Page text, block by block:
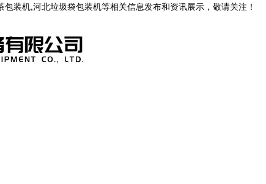
包装机,河北垃圾袋包装机等相关信息发布和资讯展示，敬请关注！